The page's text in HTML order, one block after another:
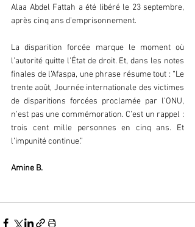
Alaa Abdel Fattah a été libéré le 23 septembre,
après cinq ans d’emprisonnement.
La disparition forcée marque le moment où
l’autorité quitte l’État de droit. Et, dans les notes
finales de l’Afaspa, une phrase résume tout : “Le
trente août, Journée internationale des victimes
de disparitions forcées proclamée par l’ONU,
n’est pas une commémoration. C’est un rappel :
trois cent mille personnes en cinq ans. Et
l’impunité continue.”
Amine B.